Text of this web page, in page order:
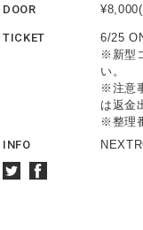
DOOR
TICKET
6/25
※新型
い。
※注意
は返金
※整理
INFO